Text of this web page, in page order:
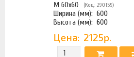
М 60х60 (Код: 290159)
Ширина (мм): 600
Высота (мм): 600
Цена: 2125р.